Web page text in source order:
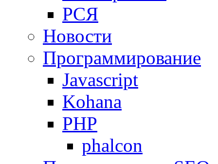
РСЯ
Новости
Программирование
Javascript
Kohana
PHP
phalcon